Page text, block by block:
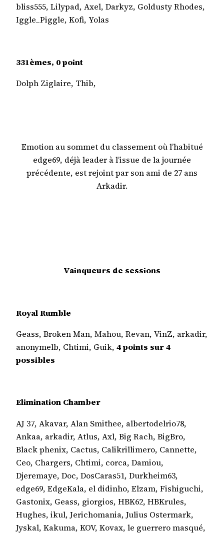
bliss555, Lilypad, Axel, Darkyz, Goldusty Rhodes,
Iggle_Piggle, Kofi, Yolas
331èmes, 0 point
Dolph Ziglaire, Thib,
Emotion au sommet du classement où l’habitué
edge69, déjà leader à l’issue de la journée
précédente, est rejoint par son ami de 27 ans
Arkadir.
Vainqueurs de sessions
Royal Rumble
Geass, Broken Man, Mahou, Revan, VinZ, arkadir,
anonymelb, Chtimi, Guik, 4 points sur 4
possibles
Elimination Chamber
AJ 37, Akavar, Alan Smithee, albertodelrio78,
Ankaa, arkadir, Atlus, Axl, Big Rach, BigBro,
Black phenix, Cactus, Calikrillimero, Cannette,
Ceo, Chargers, Chtimi, corca, Damiou,
Djeremaye, Doc, DosCaras51, Durkheim63,
edge69, EdgeKala, el didinho, Elzam, Fishiguchi,
Gastonix, Geass, giorgios, HBK62, HBKrules,
Hughes, ikul, Jerichomania, Julius Ostermark,
Jyskal, Kakuma, KOV, Kovax, le guerrero masqué,